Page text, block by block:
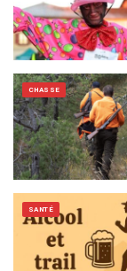
CHASSE
SANTÉ